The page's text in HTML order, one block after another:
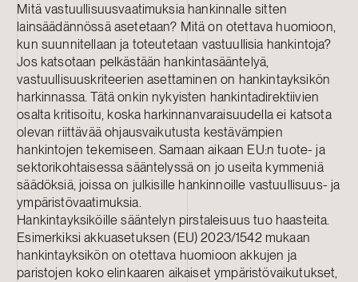
Mitä vastuullisuusvaatimuksia hankinnalle sitten
lainsäädännössä asetetaan? Mitä on otettava huomioon,
kun suunnitellaan ja toteutetaan vastuullisia hankintoja?
Jos katsotaan pelkästään hankintasääntelyä,
vastuullisuuskriteerien asettaminen on hankintayksikön
harkinnassa. Tätä onkin nykyisten hankintadirektiivien
osalta kritisoitu, koska harkinnanvaraisuudella ei katsota
olevan riittävää ohjausvaikutusta kestävämpien
hankintojen tekemiseen. Samaan aikaan EU:n tuote- ja
sektorikohtaisessa sääntelyssä on jo useita kymmeniä
säädöksiä, joissa on julkisille hankinnoille vastuullisuus- ja
ympäristövaatimuksia.
Hankintayksiköille sääntelyn pirstaleisuus tuo haasteita.
Esimerkiksi akkuasetuksen (EU) 2023/1542 mukaan
hankintayksikön on otettava huomioon akkujen ja
paristojen koko elinkaaren aikaiset ympäristövaikutukset,